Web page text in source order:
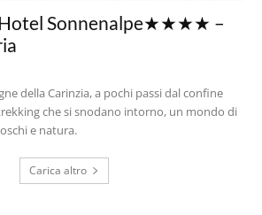
Hotel Sonnenalpe★★★★ –
della Carinzia, a pochi passi dal confine
che si snodano intorno, un mondo di
e natura.
Carica altro